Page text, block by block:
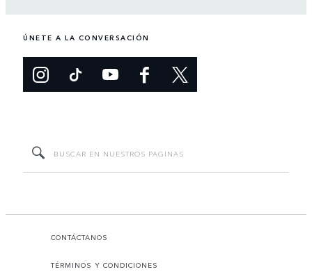
ÚNETE A LA CONVERSACIÓN
CONTÁCTANOS
TÉRMINOS Y CONDICIONES